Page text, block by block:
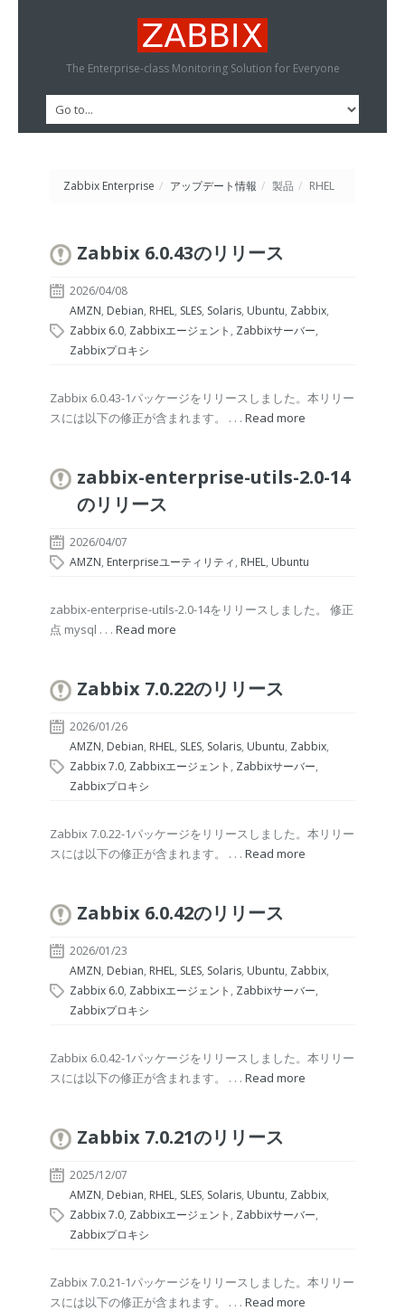
The Enterprise-class Monitoring Solution for Everyone
Zabbix Enterprise / アップデート情報 / 製品 / RHEL
Zabbix 6.0.43のリリース
2026/04/08
AMZN, Debian, RHEL, SLES, Solaris, Ubuntu, Zabbix,
Zabbix 6.0, Zabbixエージェント , Zabbixサーバー,
Zabbixプロキシ
Zabbix 6.0.43-1パッケージをリリースしました。本リリー
スには以下の修正が含まれます。 . . . Read more
zabbix-enterprise-utils-2.0-14
のリリース
2026/04/07
AMZN, Enterpriseユーティリティ, RHEL, Ubuntu
zabbix-enterprise-utils-2.0-14をリリースしました。 修正
点 mysql . . . Read more
Zabbix 7.0.22のリリース
2026/01/26
AMZN, Debian, RHEL, SLES, Solaris, Ubuntu, Zabbix,
Zabbix 7.0, Zabbixエージェント , Zabbixサーバー,
Zabbixプロキシ
Zabbix 7.0.22-1パッケージをリリースしました。本リリー
スには以下の修正が含まれます。 . . . Read more
Zabbix 6.0.42のリリース
2026/01/23
AMZN, Debian, RHEL, SLES, Solaris, Ubuntu, Zabbix,
Zabbix 6.0, Zabbixエージェント , Zabbixサーバー,
Zabbixプロキシ
Zabbix 6.0.42-1パッケージをリリースしました。本リリー
スには以下の修正が含まれます。 . . . Read more
Zabbix 7.0.21のリリース
2025/12/07
AMZN, Debian, RHEL, SLES, Solaris, Ubuntu, Zabbix,
Zabbix 7.0, Zabbixエージェント , Zabbixサーバー,
Zabbixプロキシ
Zabbix 7.0.21-1パッケージをリリースしました。本リリー
スには以下の修正が含まれます。 . . . Read more